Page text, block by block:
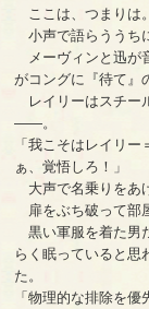
ここは、つまりは
小声で語らううち
メーヴィンと迅が
がコングに『待て』
レイリーはスチー
――。
「我こそはレイリ
ぁ、覚悟しろ！」
大声で名乗りをあ
扉をぶち破って部
黒い軍服を着た男
らく眠っていると思
た。
「物理的な排除を優